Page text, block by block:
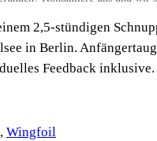
2,5-stündigen
in Berlin.
Feedback inklusive.
, Wingfoil